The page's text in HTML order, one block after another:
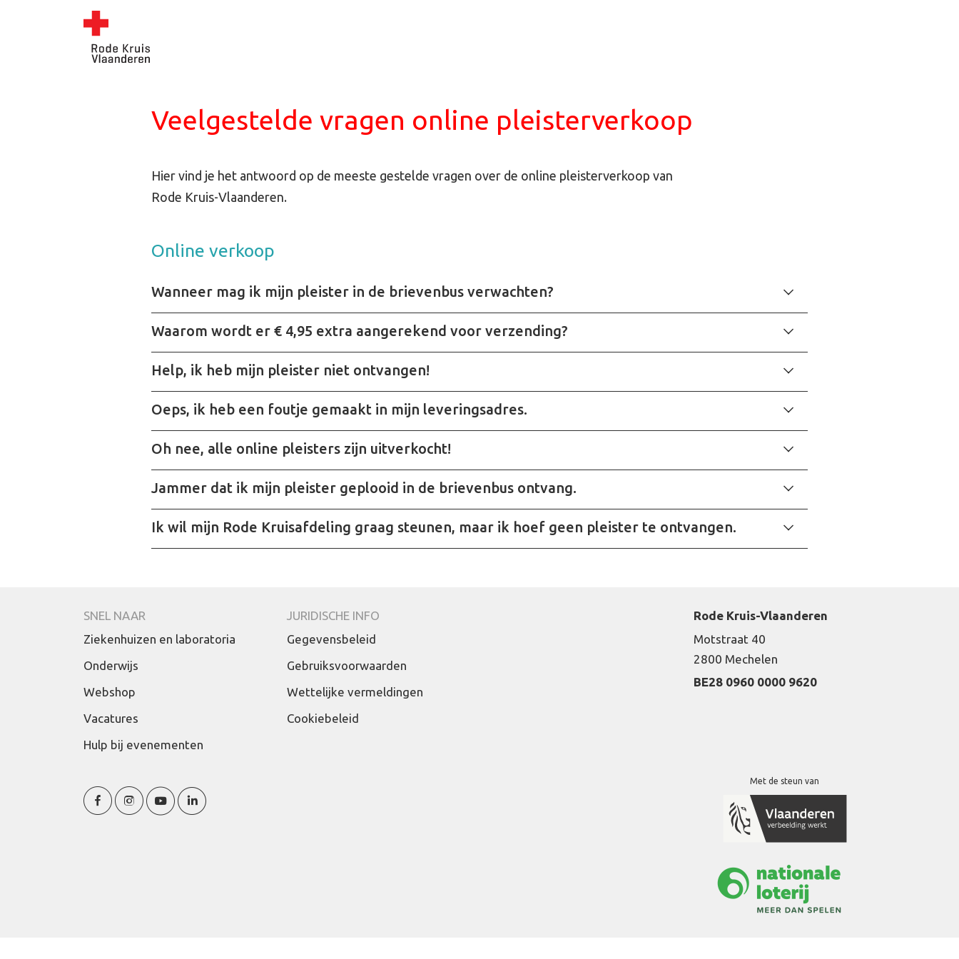
Veelgestelde vragen online pleisterverkoop
Hier vind je het antwoord op de meeste gestelde vragen over de online pleisterverkoop van
Rode Kruis-Vlaanderen.
Online verkoop
Wanneer mag ik mijn pleister in de brievenbus verwachten?
Waarom wordt er € 4,95 extra aangerekend voor verzending?
Help, ik heb mijn pleister niet ontvangen!
Oeps, ik heb een foutje gemaakt in mijn leveringsadres.
Oh nee, alle online pleisters zijn uitverkocht!
Jammer dat ik mijn pleister geplooid in de brievenbus ontvang.
Ik wil mijn Rode Kruisafdeling graag steunen, maar ik hoef geen pleister te ontvangen.
SNEL NAAR
Ziekenhuizen en laboratoria
Onderwijs
Webshop
Vacatures
Hulp bij evenementen
JURIDISCHE INFO
Gegevensbeleid
Gebruiksvoorwaarden
Wettelijke vermeldingen
Cookiebeleid
Rode Kruis-Vlaanderen
Motstraat 40
2800 Mechelen
BE28 0960 0000 9620
Met de steun van